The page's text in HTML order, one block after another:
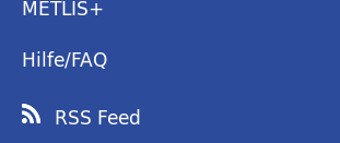
METLIS+
Hilfe/FAQ
RSS Feed